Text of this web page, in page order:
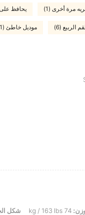
مرة أخرى (1) يحافظ على
الربيع (6) موديل خاطئ (1)
شكل